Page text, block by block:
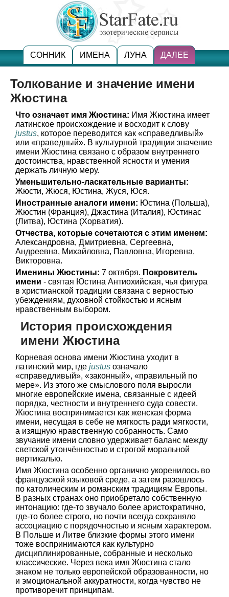
СОННИК ИМЕНА ЛУНА ДАЛЕЕ
Толкование и значение имени
Жюстина
Что означает имя Жюстина: Имя Жюстина имеет
латинское происхождение и восходит к слову
justus, которое переводится как «справедливый»
или «праведный». В культурной традиции значение
имени Жюстина связано с образом внутреннего
достоинства, нравственной ясности и умения
держать личную меру.
Уменьшительно-ласкательные варианты:
Жюсти, Жюся, Юстина, Жуся, Юся.
Иностранные аналоги имени: Юстина (Польша),
Жюстин (Франция), Джастина (Италия), Юстинас
(Литва), Юстина (Хорватия).
Отчества, которые сочетаются с этим именем:
Александровна, Дмитриевна, Сергеевна,
Андреевна, Михайловна, Павловна, Игоревна,
Викторовна.
Именины Жюстины: 7 октября. Покровитель
имени - святая Юстина Антиохийская, чья фигура
в христианской традиции связана с верностью
убеждениям, духовной стойкостью и ясным
нравственным выбором.
История происхождения
имени Жюстина
Корневая основа имени Жюстина уходит в
латинский мир, где justus означало
«справедливый», «законный», «правильный по
мере». Из этого же смыслового поля выросли
многие европейские имена, связанные с идеей
порядка, честности и внутреннего суда совести.
Жюстина воспринимается как женская форма
имени, несущая в себе не мягкость ради мягкости,
а изящную нравственную собранность. Само
звучание имени словно удерживает баланс между
светской утончённостью и строгой моральной
вертикалью.
Имя Жюстина особенно органично укоренилось во
французской языковой среде, а затем разошлось
по католическим и романским традициям Европы.
В разных странах оно приобретало собственную
интонацию: где-то звучало более аристократично,
где-то более строго, но почти всегда сохраняло
ассоциацию с порядочностью и ясным характером.
В Польше и Литве близкие формы этого имени
тоже воспринимаются как культурно
дисциплинированные, собранные и несколько
классические. Через века имя Жюстина стало
знаком не только европейской образованности, но
и эмоциональной аккуратности, когда чувство не
противоречит принципам.